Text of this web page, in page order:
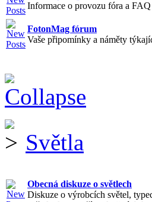
Informace o provozu fóra a FAQ
FotonMag fórum
Vaše připomínky a náměty
Světla
Obecná diskuze o světlech
Diskuze o výrobcích světel,